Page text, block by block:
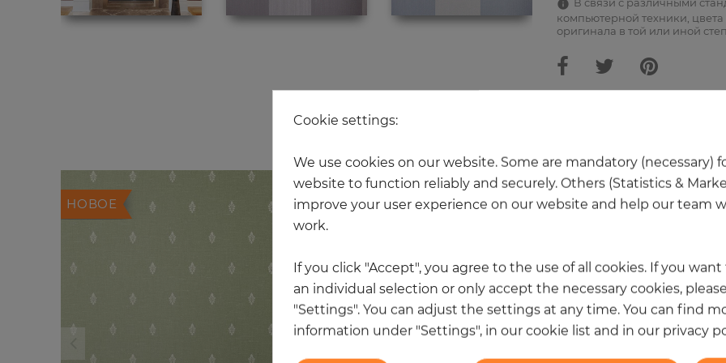
В связи с различными
компьютерной техники, цвета
оригинала в той или иной
Ещё 20 товаров из этой категории
НОВОЕ НОВОЕ
Cookie settings:
We use cookies on our website. Some are mandatory (necessary)
website to function reliably and securely. Others (Statistics &
improve your user experience on our website and help our team
work.
If you click "Accept", you agree to the use of all cookies. If you
an individual selection or only accept the necessary cookies,
"Settings". You can adjust the settings at any time. You can find
information under "Settings", in our cookie list and in our privacy